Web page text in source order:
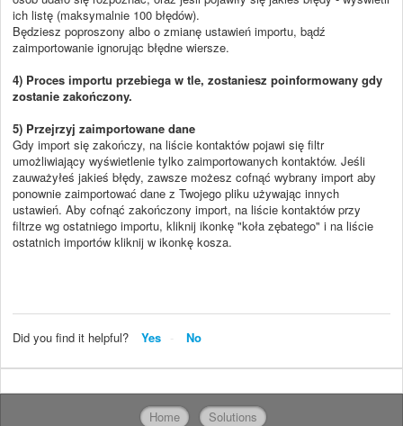
ich listę (maksymalnie 100 błędów).
Będziesz poproszony albo o zmianę ustawień importu, bądź
zaimportowanie ignorując błędne wiersze.
4) Proces importu przebiega w tle, zostaniesz poinformowany gdy
zostanie zakończony.
5) Przejrzyj zaimportowane dane
Gdy import się zakończy, na liście kontaktów pojawi się filtr
umożliwiający wyświetlenie tylko zaimportowanych kontaktów. Jeśli
zauważyłeś jakieś błędy, zawsze możesz cofnąć wybrany import aby
ponownie zaimportować dane z Twojego pliku używając innych
ustawień. Aby cofnąć zakończony import, na liście kontaktów przy
filtrze wg ostatniego importu, kliknij ikonkę "koła zębatego" i na liście
ostatnich importów kliknij w ikonkę kosza.
Did you find it helpful? Yes No
Home Solutions